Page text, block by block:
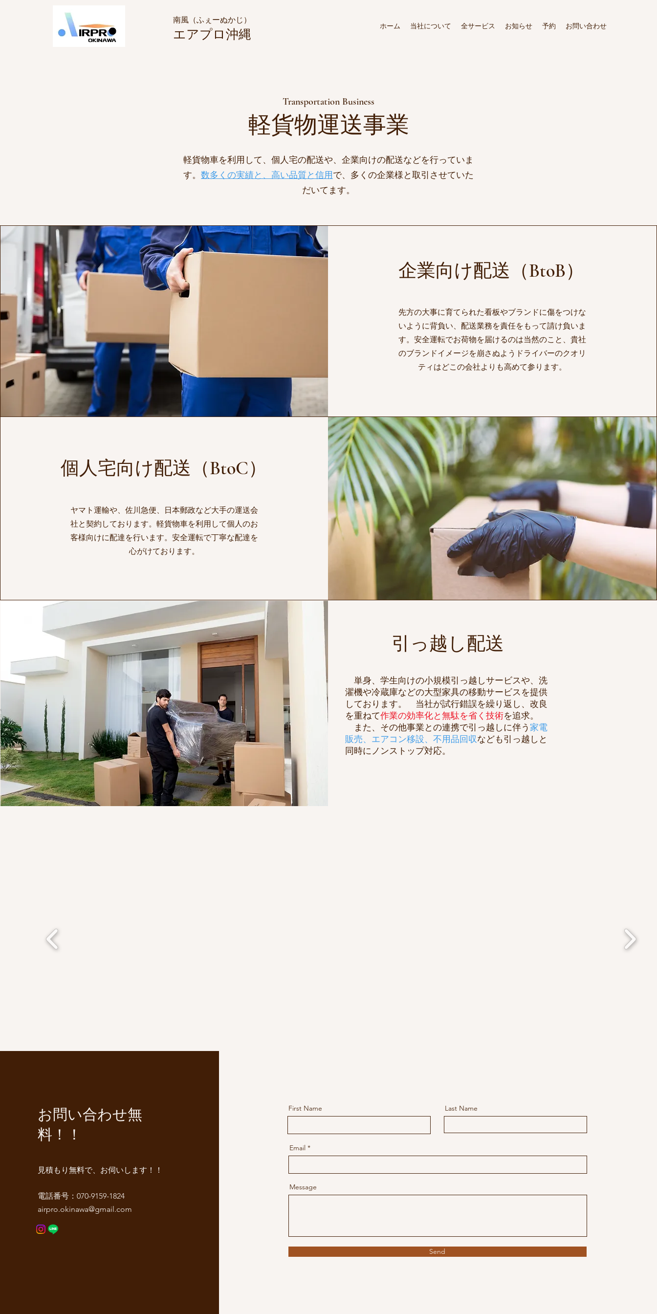
南風​（ふぇーぬかじ）
エアプロ沖縄
ホーム 当社について 全サービス お知らせ 予約 お問い合わせ
Transportation Business
​軽貨物運送事業
軽貨物車を利用して、個人宅の配送や、企業向けの配送などを行っていま
す。 数多くの実績と、高い品質と信用で、多くの企業様と取引させていた
だいてます。
​企業向け配送（BtoB）
先方の大事に育てられた看板やブランドに傷をつけな
いように背負い、配送業務を責任をもって請け負いま
す。安全運転でお荷物を届けるのは当然のこと、貴社
のブランドイメージを崩さぬようドライバーのクオリ
ティはどこの会社よりも高めて参ります。
​個人宅向け配送（BtoC）
ヤマト運輸や、佐川急便、日本郵政など大手の運送会
社と契約しております。軽貨物車を利用して個人のお
客様向けに配達を行います。安全運転で丁寧​な配達を
心がけております。
​引っ越し配送
単身、学生向けの小規模引っ越しサービスや、洗
濯機や冷蔵庫などの大型家具の移動サービスを提供
しております。 当社が試行錯誤を繰り返し、改良
を重ねて作業の効率化と無駄を省く技術を追求。
また、その他事業との連携で引っ越しに伴う 家電
販売、エアコン移設、不用品回収なども引っ越しと
同時にノンストップ対応。
​お問い合わせ無
料！！
​見積もり無料で、お伺いします！！
​電話番号：070-9159-1824
airpro.okinawa@gmail.com
First Name Last Name
Email
Message
Send